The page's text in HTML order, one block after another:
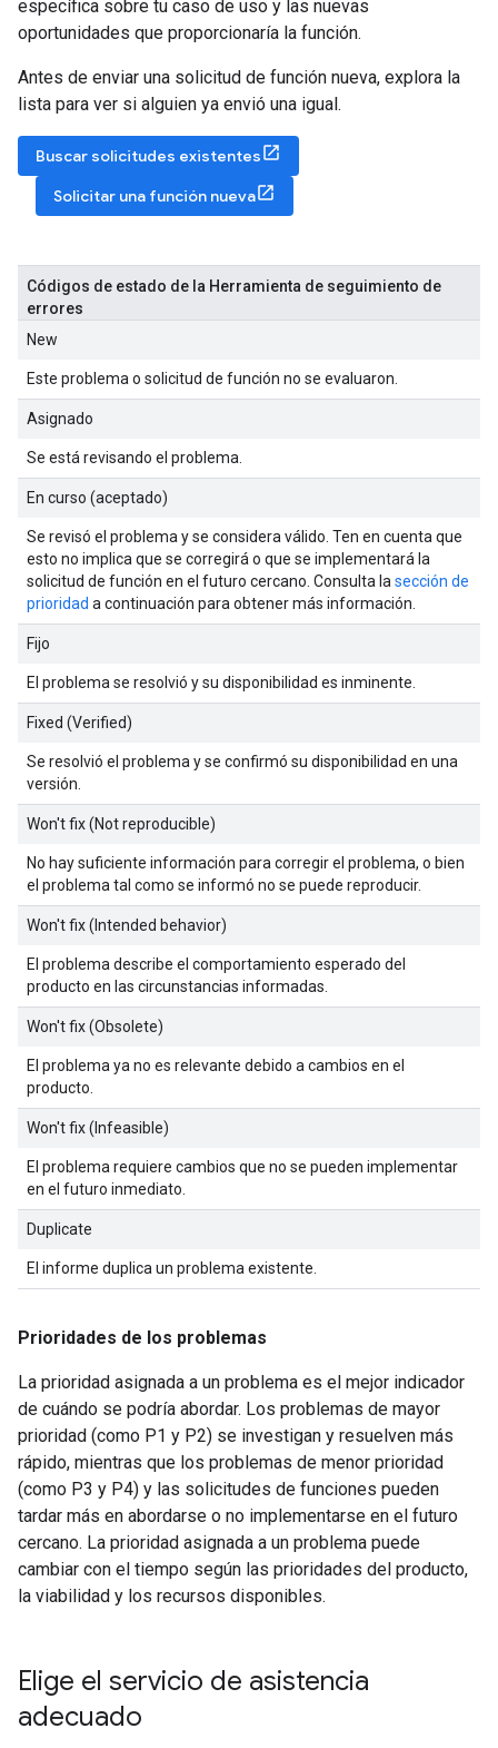
específica sobre tu caso de uso y las nuevas
oportunidades que proporcionaría la función.
Antes de enviar una solicitud de función nueva, explora la
lista para ver si alguien ya envió una igual.
Buscar solicitudes existentes
Solicitar una función nueva
Códigos de estado de la Herramienta de seguimiento de
errores
New
Este problema o solicitud de función no se evaluaron.
Asignado
Se está revisando el problema.
En curso (aceptado)
Se revisó el problema y se considera válido. Ten en cuenta que
esto no implica que se corregirá o que se implementará la
solicitud de función en el futuro cercano. Consulta la sección de
prioridad a continuación para obtener más información.
Fijo
El problema se resolvió y su disponibilidad es inminente.
Fixed (Verified)
Se resolvió el problema y se confirmó su disponibilidad en una
versión.
Won't fix (Not reproducible)
No hay suficiente información para corregir el problema, o bien
el problema tal como se informó no se puede reproducir.
Won't fix (Intended behavior)
El problema describe el comportamiento esperado del
producto en las circunstancias informadas.
Won't fix (Obsolete)
El problema ya no es relevante debido a cambios en el
producto.
Won't fix (Infeasible)
El problema requiere cambios que no se pueden implementar
en el futuro inmediato.
Duplicate
El informe duplica un problema existente.
Prioridades de los problemas
La prioridad asignada a un problema es el mejor indicador
de cuándo se podría abordar. Los problemas de mayor
prioridad (como P1 y P2) se investigan y resuelven más
rápido, mientras que los problemas de menor prioridad
(como P3 y P4) y las solicitudes de funciones pueden
tardar más en abordarse o no implementarse en el futuro
cercano. La prioridad asignada a un problema puede
cambiar con el tiempo según las prioridades del producto,
la viabilidad y los recursos disponibles.
Elige el servicio de asistencia
adecuado